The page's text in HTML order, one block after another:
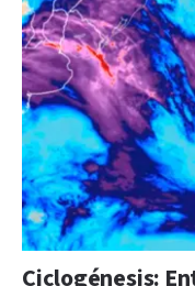
Ciclogénesis: